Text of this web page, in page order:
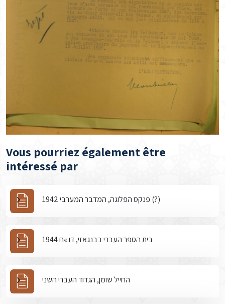
Vous pourriez également être
intéressé par
פנקס הפלוגה, המדבר המערבי 1942 (?)
בית הספר העברי בבנגאזי, דו »ח 1944
החייל שומן, הגדוד העברי השני